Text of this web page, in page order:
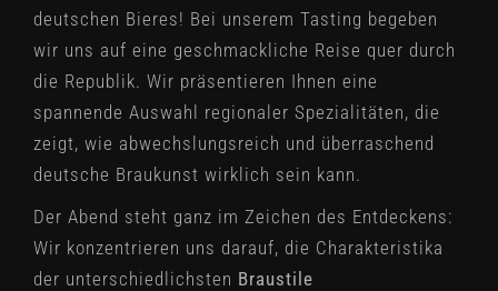
deutschen Bieres! Bei unserem Tasting begeben
wir uns auf eine geschmackliche Reise quer durch
die Republik. Wir präsentieren Ihnen eine
spannende Auswahl regionaler Spezialitäten, die
zeigt, wie abwechslungsreich und überraschend
deutsche Braukunst wirklich sein kann.
Der Abend steht ganz im Zeichen des Entdeckens:
Wir konzentrieren uns darauf, die Charakteristika
der unterschiedlichsten Braustile